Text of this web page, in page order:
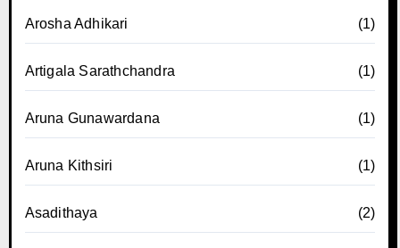
Arosha Adhikari (1)
Artigala Sarathchandra (1)
Aruna Gunawardana (1)
Aruna Kithsiri (1)
Asadithaya (2)